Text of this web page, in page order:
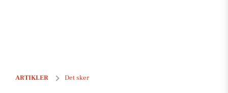
ARTIKLER Det sker
Aktiviteter for enhver smag i Viby J – Se hvad der sker i den